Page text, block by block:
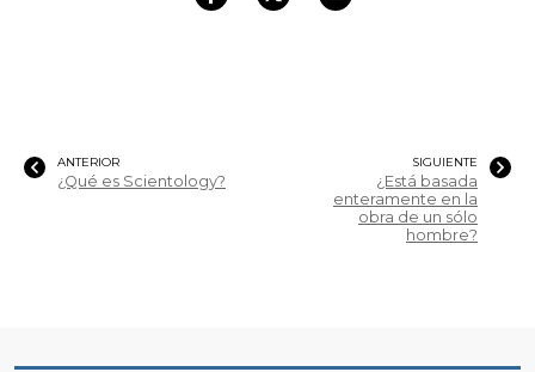
ANTERIOR
¿Qué es Scientology?
SIGUIENTE
¿Está basada
enteramente en la
obra de un sólo
hombre?